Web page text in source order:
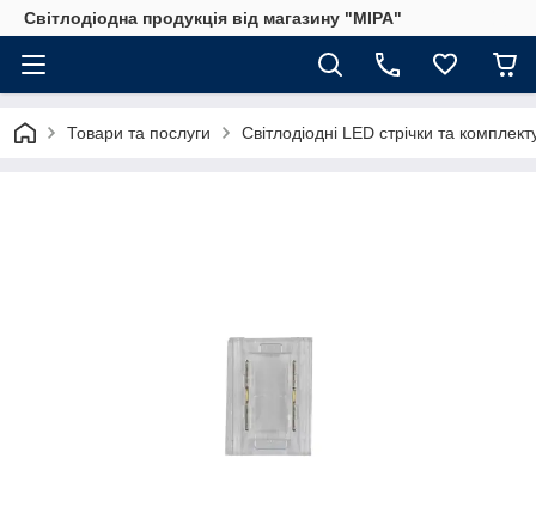
Світлодіодна продукція від магазину "МІРА"
Товари та послуги Світлодіодні LED стрічки та